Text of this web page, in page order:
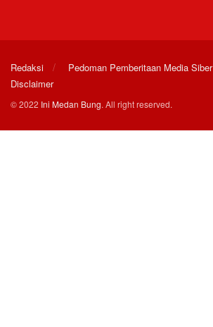
Redaksi Pedoman Pemberitaan Media Siber
Disclaimer
© 2022 Ini Medan Bung. All right reserved.